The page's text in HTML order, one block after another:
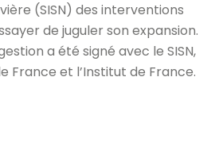
(SISN) des interventions
de juguler son expansion.
a été signé avec le SISN,
France et l’Institut de France.